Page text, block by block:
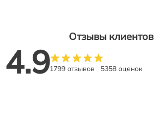
Отзывы клиентов
4.91799 отзывов 5358 оценок